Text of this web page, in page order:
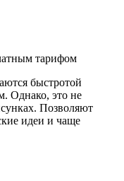
тарифом
быстротой
Однако, это не
Позволяют
идеи и чаще